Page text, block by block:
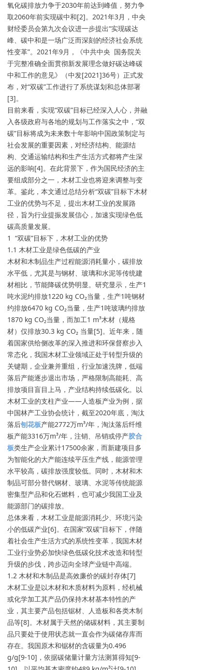
氧化碳排放力争于2030年前达到峰值，努力争
取2060年前实现碳中和[2]。2021年3月，中央
财经委员会第九次会议进一步提出“实现碳达
峰、碳中和是一场广泛而深刻的经济社会系统
性变革”。2021年9月，《中共中央 国务院关
于完整准确全面贯彻新发展理念做好碳达峰碳
中和工作的意见》（中发[2021]36号）正式发
布，对“双碳”工作进行了系统谋划和总体部署
[3]。
目前来看，实现“双碳”目标已经深入人心，并融
入各级政府与各地的规划与工作落实之中，“双
碳”目标将成为未来数十年影响中国政策制定与
社会发展的重要因素，对经济结构、能源结
构、交通运输结构和生产生活方式都将产生深
远的影响[4]。在此背景下，作为国民经济的主
要组成部分之一，木材工业也将迎来调整与变
革。鉴此，本文通过总结分析“双碳”目标下木材
工业的优势与不足，提出木材工业的发展路
径，旨为行业提振发展信心，加速实现绿色低
碳高质量发展。
1 “双碳”目标下，木材工业的优势
1.1 木材工业是绿色低碳的产业
木材和木制品生产过程能源消耗量小，碳排放
水平低，尤其是与钢材、玻璃和水泥等传统建
材相比，节能降碳优势明显。研究显示，生产1
吨水泥约排放1220 kg CO₂当量，生产1吨钢材
约排放6470 kg CO₂当量，生产1吨玻璃约排放
1870 kg CO₂当量，而加工1 m³木材（规格
材）仅排放30.3 kg CO₂ 当量[5]。近年来，随
着国家供给侧改革的深入推进和环保督察步入
常态化，我国木材工业领域正处于转型升级的
关键期，企业兼并重组，行业加速洗牌，低端
落后产能逐步退出市场，严格限制高能耗、高
排放项目盲目上马，产业结构持续低碳化。以
木材工业的支柱产业——人造板产业为例，据
中国林产工业协会统计，截至2020年底，淘汰
落后刨花板产能2772万m³/年，淘汰落后纤维
板产能3316万m³/年，注销、吊销或停产胶合
板类生产企业累计17500余家，而新建项目多
为智能化的大产能连续平压生产线，能源管理
水平较高，碳排放强度较低。同时，木材和木
制品可部分替代钢材、玻璃、水泥等传统能源
密集型产品和化石燃料，也可减少我国工业及
能源部门的碳排放。
总体来看，木材工业是能源消耗少、环境污染
小的低碳产业[6]。在国家“双碳”目标下，伴随
着社会生产生活方式的系统性变革，我国木材
工业行业势必加快绿色低碳化技术改造和转型
升级的步伐，跨步迈向全球产业链中高端。
1.2 木材和木制品是高效廉价的碳封存体[7]
木材工业是以木材和木质材料为原料，经机械
或化学加工其产品仍保持木材基本特性的产
业，其主要产品包括锯材、人造板和各类木制
品等[8]。木材属于天然的储碳材料，其主要制
品只要处于使用状态就一直会作为碳储存库而
存在。我国原木和锯材的含碳量为0.496
g/g[9-10]，依据碳储量计量方法测算得知[9-